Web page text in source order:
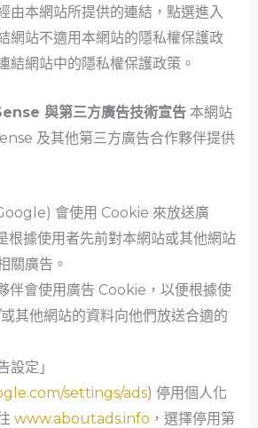
由本網站所提供的連結，點選進入
網站不適用本網站的隱私權保護政
結網站中的隱私權保護政策。
與第三方廣告技術宣告本網站
及其他第三方廣告合作夥伴提供
會使用 Cookie 來放送廣
根據使用者先前對本網站或其他網站
關廣告。
伴會使用廣告 Cookie，以便根據使
其他網站的資料向他們放送合適的
設定」
settings/ads) 停用個人化
www.aboutads.info ，選擇停用第